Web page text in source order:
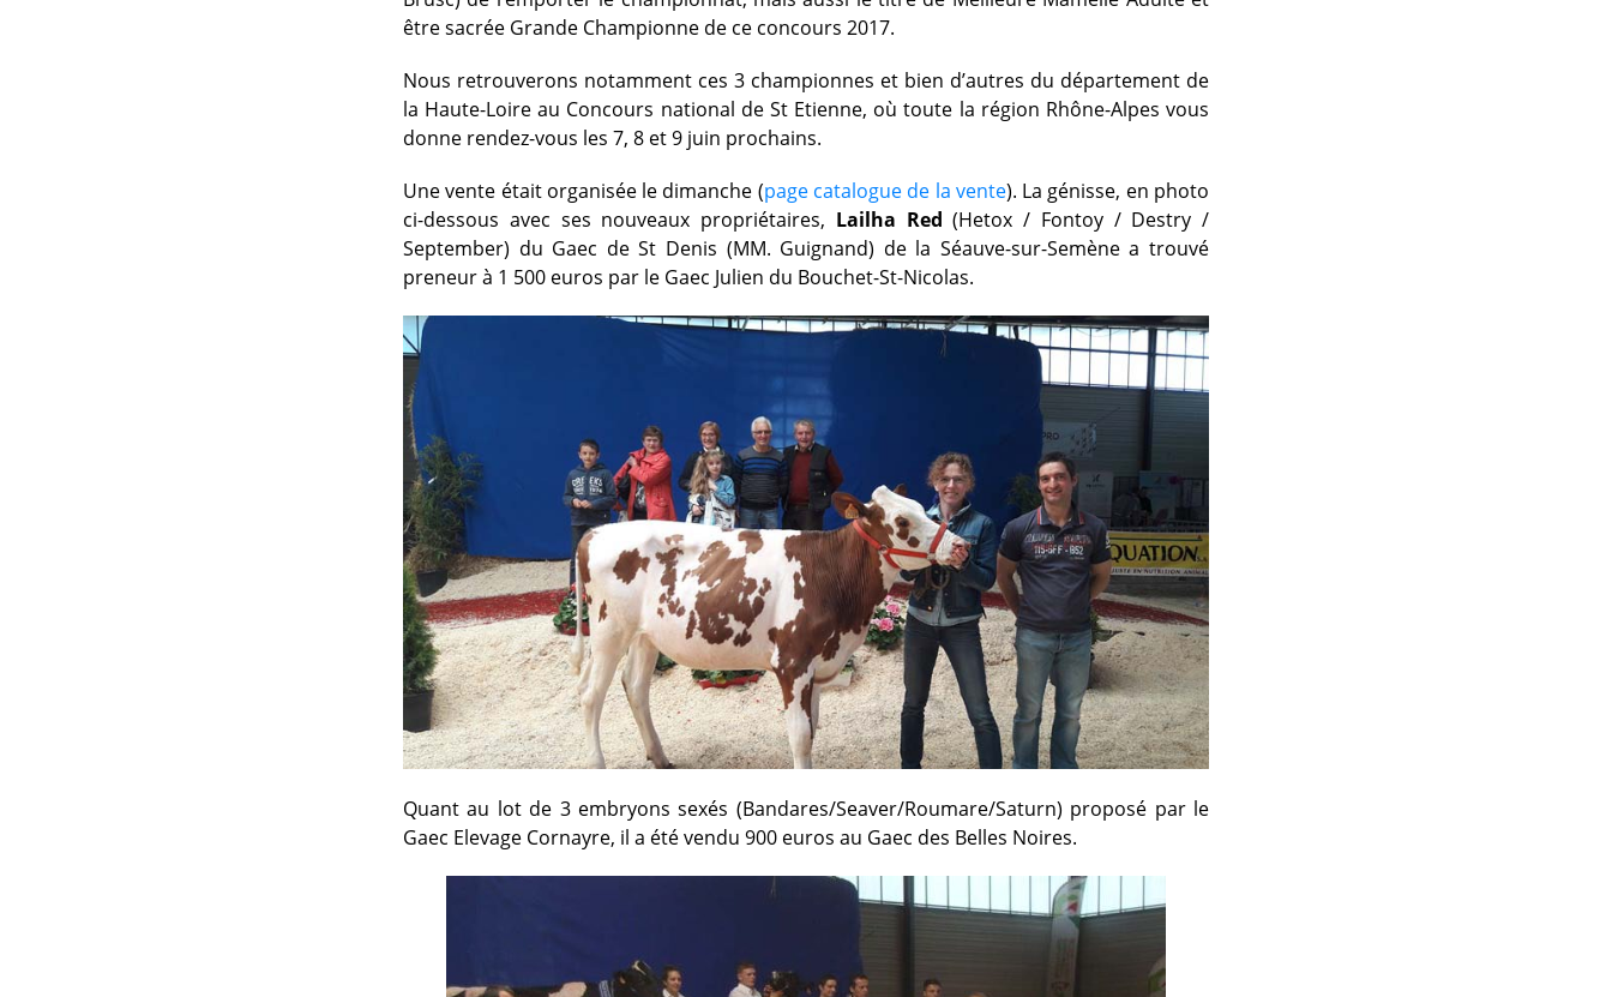
être sacrée Grande Championne de ce concours 2017.
Nous retrouverons notamment ces 3 championnes et bien d’autres du département de
la Haute-Loire au Concours national de St Etienne, où toute la région Rhône-Alpes vous
donne rendez-vous les 7, 8 et 9 juin prochains.
Une vente était organisée le dimanche (page catalogue de la vente). La génisse, en photo
ci-dessous avec ses nouveaux propriétaires, Lailha Red (Hetox / Fontoy / Destry /
September) du Gaec de St Denis (MM. Guignand) de la Séauve-sur-Semène a trouvé
preneur à 1 500 euros par le Gaec Julien du Bouchet-St-Nicolas.
Quant au lot de 3 embryons sexés (Bandares/Seaver/Roumare/Saturn) proposé par le
Gaec Elevage Cornayre, il a été vendu 900 euros au Gaec des Belles Noires.